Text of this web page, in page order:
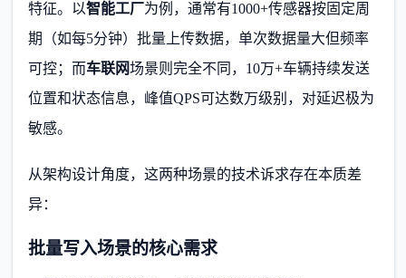
特征。以智能工厂为例，通常有1000+传感器按固定周
期（如每5分钟）批量上传数据，单次数据量大但频率
可控；而车联网场景则完全不同，10万+车辆持续发送
位置和状态信息，峰值QPS可达数万级别，对延迟极为
敏感。
从架构设计角度，这两种场景的技术诉求存在本质差
异：
批量写入场景的核心需求